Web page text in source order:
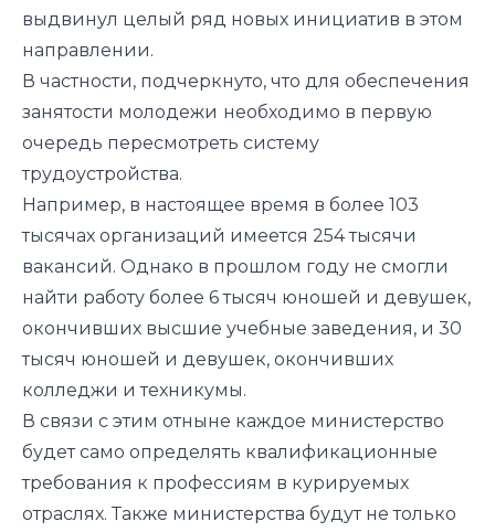
выдвинул целый ряд новых инициатив в этом
направлении.
В частности, подчеркнуто, что для обеспечения
занятости молодежи необходимо в первую
очередь пересмотреть систему
трудоустройства.
Например, в настоящее время в более 103
тысячах организаций имеется 254 тысячи
вакансий. Однако в прошлом году не смогли
найти работу более 6 тысяч юношей и девушек,
окончивших высшие учебные заведения, и 30
тысяч юношей и девушек, окончивших
колледжи и техникумы.
В связи с этим отныне каждое министерство
будет само определять квалификационные
требования к профессиям в курируемых
отраслях. Также министерства будут не только